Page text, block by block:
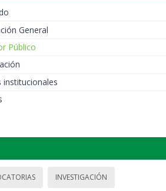
General
Público
institucionales
INVESTIGACIÓN